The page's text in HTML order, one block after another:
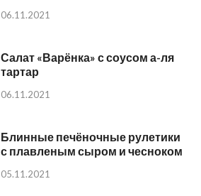
06.11.2021
Салат «Варёнка» с соусом а-ля
тартар
06.11.2021
Блинные печёночные рулетики
с плавленым сыром и чесноком
05.11.2021